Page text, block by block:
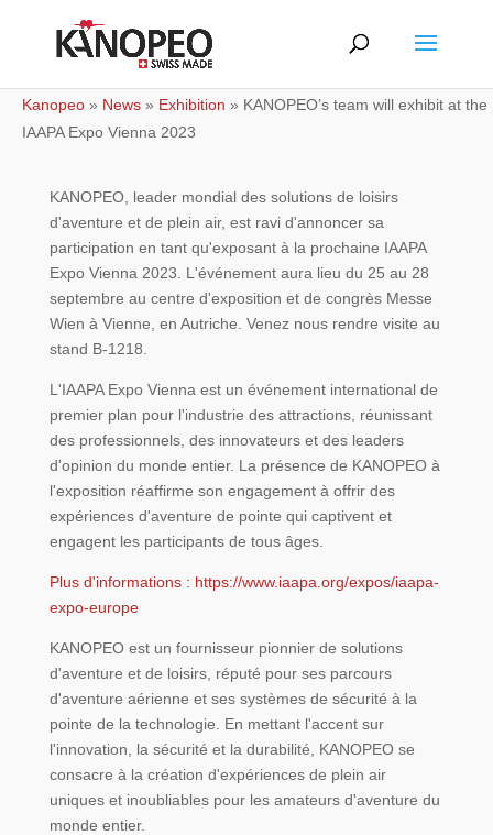
Kanopeo » News » Exhibition » KANOPEO’s team will exhibit at the
IAAPA Expo Vienna 2023
KANOPEO, leader mondial des solutions de loisirs
d'aventure et de plein air, est ravi d'annoncer sa
participation en tant qu'exposant à la prochaine IAAPA
Expo Vienna 2023. L'événement aura lieu du 25 au 28
septembre au centre d'exposition et de congrès Messe
Wien à Vienne, en Autriche. Venez nous rendre visite au
stand B-1218.
L'IAAPA Expo Vienna est un événement international de
premier plan pour l'industrie des attractions, réunissant
des professionnels, des innovateurs et des leaders
d'opinion du monde entier. La présence de KANOPEO à
l'exposition réaffirme son engagement à offrir des
expériences d'aventure de pointe qui captivent et
engagent les participants de tous âges.
Plus d'informations : https://www.iaapa.org/expos/iaapa-
expo-europe
KANOPEO est un fournisseur pionnier de solutions
d'aventure et de loisirs, réputé pour ses parcours
d'aventure aérienne et ses systèmes de sécurité à la
pointe de la technologie. En mettant l'accent sur
l'innovation, la sécurité et la durabilité, KANOPEO se
consacre à la création d'expériences de plein air
uniques et inoubliables pour les amateurs d'aventure du
monde entier.